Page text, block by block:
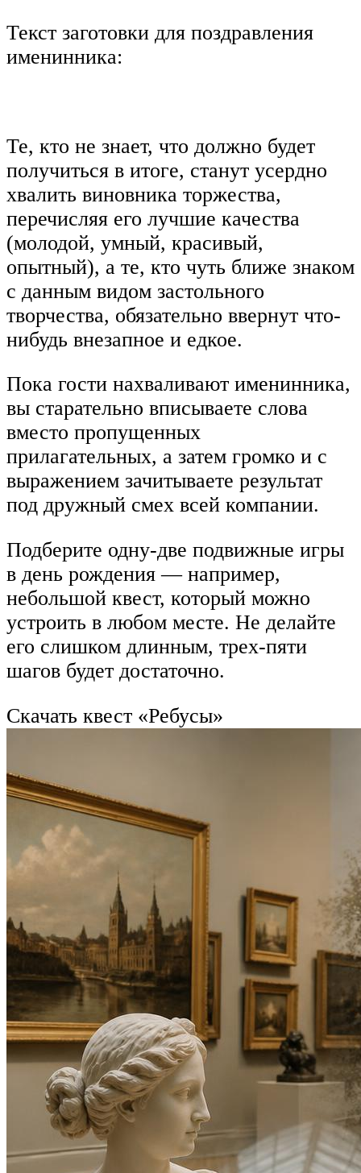
Текст заготовки для поздравления
именинника:
Те, кто не знает, что должно будет
получиться в итоге, станут усердно
хвалить виновника торжества,
перечисляя его лучшие качества
(молодой, умный, красивый,
опытный), а те, кто чуть ближе знаком
с данным видом застольного
творчества, обязательно ввернут что-
нибудь внезапное и едкое.
Пока гости нахваливают именинника,
вы старательно вписываете слова
вместо пропущенных
прилагательных, а затем громко и с
выражением зачитываете результат
под дружный смех всей компании.
Подберите одну-две подвижные игры
в день рождения — например,
небольшой квест, который можно
устроить в любом месте. Не делайте
его слишком длинным, трех-пяти
шагов будет достаточно.
Скачать квест «Ребусы»